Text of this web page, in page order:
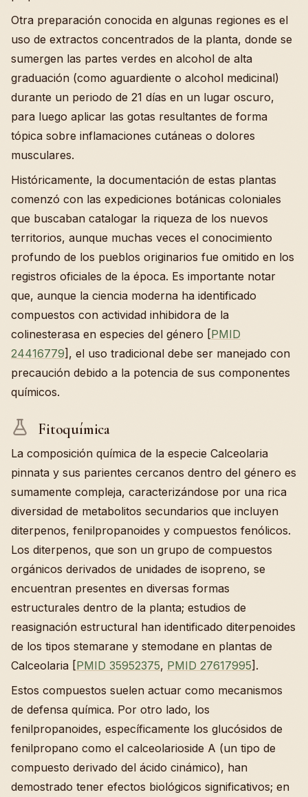
Otra preparación conocida en algunas regiones es el
uso de extractos concentrados de la planta, donde se
sumergen las partes verdes en alcohol de alta
graduación (como aguardiente o alcohol medicinal)
durante un periodo de 21 días en un lugar oscuro,
para luego aplicar las gotas resultantes de forma
tópica sobre inflamaciones cutáneas o dolores
musculares.
Históricamente, la documentación de estas plantas
comenzó con las expediciones botánicas coloniales
que buscaban catalogar la riqueza de los nuevos
territorios, aunque muchas veces el conocimiento
profundo de los pueblos originarios fue omitido en los
registros oficiales de la época. Es importante notar
que, aunque la ciencia moderna ha identificado
compuestos con actividad inhibidora de la
colinesterasa en especies del género [PMID
24416779], el uso tradicional debe ser manejado con
precaución debido a la potencia de sus componentes
químicos.
Fitoquímica
La composición química de la especie Calceolaria
pinnata y sus parientes cercanos dentro del género es
sumamente compleja, caracterizándose por una rica
diversidad de metabolitos secundarios que incluyen
diterpenos, fenilpropanoides y compuestos fenólicos.
Los diterpenos, que son un grupo de compuestos
orgánicos derivados de unidades de isopreno, se
encuentran presentes en diversas formas
estructurales dentro de la planta; estudios de
reasignación estructural han identificado diterpenoides
de los tipos stemarane y stemodane en plantas de
Calceolaria [PMID 35952375, PMID 27617995].
Estos compuestos suelen actuar como mecanismos
de defensa química. Por otro lado, los
fenilpropanoides, específicamente los glucósidos de
fenilpropano como el calceolarioside A (un tipo de
compuesto derivado del ácido cinámico), han
demostrado tener efectos biológicos significativos; en